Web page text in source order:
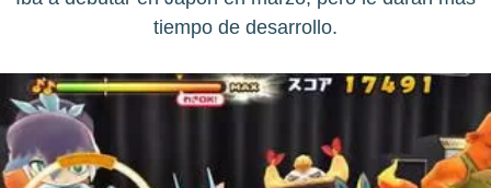
tiempo de desarrollo.